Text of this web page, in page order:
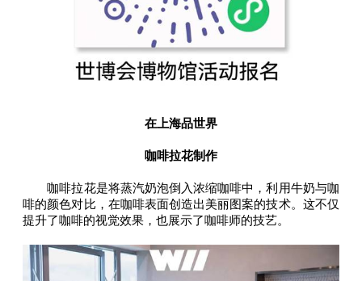
在上海品世界
咖啡拉花制作
咖啡拉花是将蒸汽奶泡倒入浓缩咖啡中，利用牛奶与咖
啡的颜色对比，在咖啡表面创造出美丽图案的技术。这不仅
提升了咖啡的视觉效果，也展示了咖啡师的技艺。